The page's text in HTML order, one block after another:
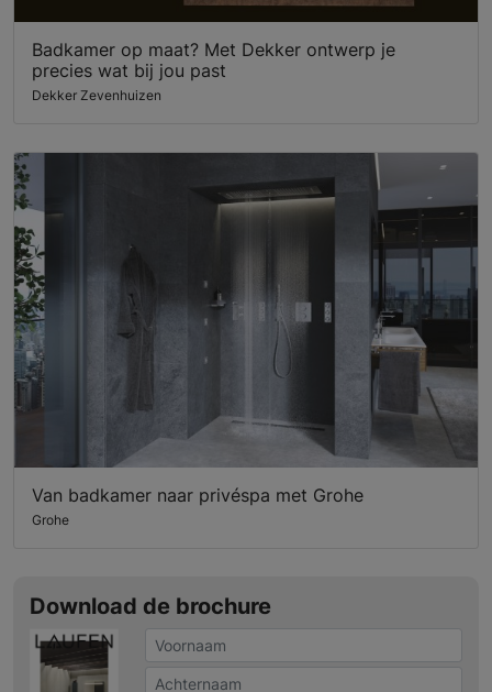
Badkamer op maat? Met Dekker ontwerp je
precies wat bij jou past
Dekker Zevenhuizen
Van badkamer naar privéspa met Grohe
Grohe
Download de brochure